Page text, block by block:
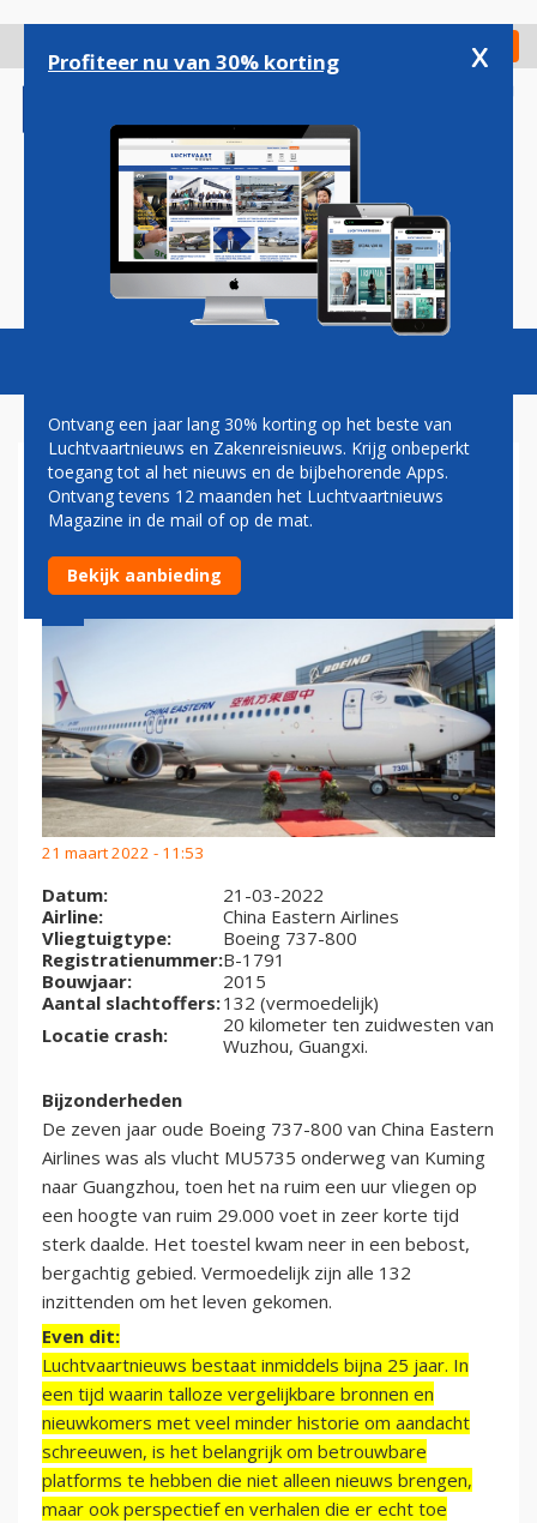
gaan
Check in
Magazine Podcasts Vacatures
CHINA EASTERN AIRLINES:
BOEING 737-800
21 maart 2022 - 11:53
Datum:
21-03-2022
Airline:
China Eastern Airlines
Vliegtuigtype:
Boeing 737-800
Registratienummer:B-1791
Bouwjaar:
2015
Aantal slachtoffers:132 (vermoedelijk)
Locatie crash:
20 kilometer ten zuidwesten van
Wuzhou, Guangxi.
Bijzonderheden
De zeven jaar oude Boeing 737-800 van China Eastern
Airlines was als vlucht MU5735 onderweg van Kuming
naar Guangzhou, toen het na ruim een uur vliegen op
een hoogte van ruim 29.000 voet in zeer korte tijd
sterk daalde. Het toestel kwam neer in een bebost,
bergachtig gebied. Vermoedelijk zijn alle 132
inzittenden om het leven gekomen.
Even dit:
Luchtvaartnieuws bestaat inmiddels bijna 25 jaar. In
een tijd waarin talloze vergelijkbare bronnen en
nieuwkomers met veel minder historie om aandacht
schreeuwen, is het belangrijk om betrouwbare
platforms te hebben die niet alleen nieuws brengen,
maar ook perspectief en verhalen die er echt toe
Profiteer nu van 30% korting x
Ontvang een jaar lang 30% korting op het beste van
Luchtvaartnieuws en Zakenreisnieuws. Krijg onbeperkt
toegang tot al het nieuws en de bijbehorende Apps.
Ontvang tevens 12 maanden het Luchtvaartnieuws
Magazine in de mail of op de mat.
Bekijk aanbieding